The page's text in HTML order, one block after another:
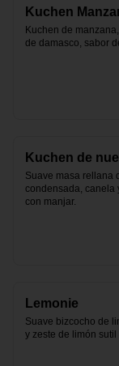
Kuchen
Kuchen de
de damasco, sabor
Kuchen de
Suave masa rellana
condensada, canela
con manjar.
Lemonie
Suave bizcocho de
y zeste de limón sutil